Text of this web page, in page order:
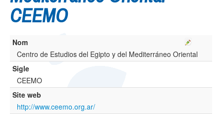
EN
ES
CEEMO
Nom
Centro de Estudios del Egipto y del Mediterráneo Oriental
Sigle
CEEMO
Site web
http://www.ceemo.org.ar/